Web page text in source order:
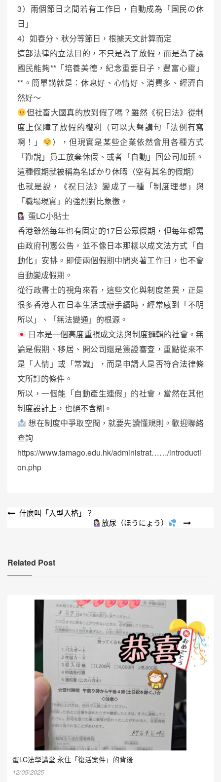
3）兩個節日之間若有工作日，自動成為「国民の休
日」
4）如春分、秋分等節日，根據天文計算而定
這部法律的立法目的，不只是為了放假，而是為了讓
國民能夠**「培養美德，紀念重要日子，豐富心靈」
**。簡單講就是：休息好、心情好、消費多、經濟自
然好～
但社畜大國真的放到假了嗎？雖然《祝日法》從制
度上保障了放假的權利（可以大聲講句「法例有寫
啊！」
），但現實是某些企業依然會用各種方式
「勸說」員工放棄休假、或者「自動」回公司加班。
這種假期就被稱為名ばかり休暇（空有其名的假期）
也就是說，《祝日法》變成了一種「制度理想」與
「職場現實」的強烈對比象徵。
蛋LC小貼士
香港雖然每年也有固定的17日公眾假期，但每年都需
由政府刊憲公告，並不像日本那樣以成文法方式「自
動化」安排。即使兩個假期中間夾著工作日，也不會
自動變成假期。
從行政書士的視角來看，這些文化與制度差異，正是
很多香港人在日本生活或辦手續時，經常感到「不明
所以」、「無法變通」的根源。
日本是一個高度重視成文法與制度邏輯的社會。無
論是假期、移居、開公司還是簽證審查，重點從來不
是「人情」或「常識」，而是申請人是否符合法律條
文所訂的條件。
所以，一個能「自動產生連假」的社會，當然在其他
制度設計上，也絕不含糊。
想在制度中爭取空間，就要先讀懂規則。歡迎聯絡
查詢
https://www.tamago.edu.hk/administrat……/introducti
on.php
文
覽
什麼叫「入型入格」？
放尿（ほうにょう）
Related Post
蛋LC法學講堂 永住「復活案件」的背後
12/05/2025